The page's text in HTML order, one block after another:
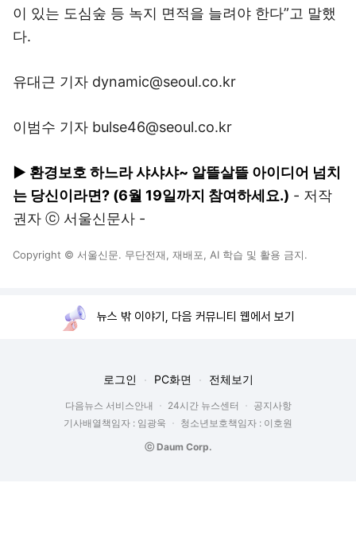
이 있는 도심숲 등 녹지 면적을 늘려야 한다”고 말했
다.
유대근 기자 dynamic@seoul.co.kr
이범수 기자 bulse46@seoul.co.kr
▶ 환경보호 하느라 샤샤샤~ 알뜰살뜰 아이디어 넘치
는 당신이라면? (6월 19일까지 참여하세요.) - 저작
권자 ⓒ 서울신문사 -
Copyright © 서울신문. 무단전재, 재배포, AI 학습 및 활용 금지.
뉴스 밖 이야기, 다음 커뮤니티 웹에서 보기
로그인 PC화면 전체보기
다음뉴스 서비스안내 24시간 뉴스센터
공지사항
기사배열책임자 : 임광욱
청소년보호책임자 : 이호원
ⓒ Daum Corp.